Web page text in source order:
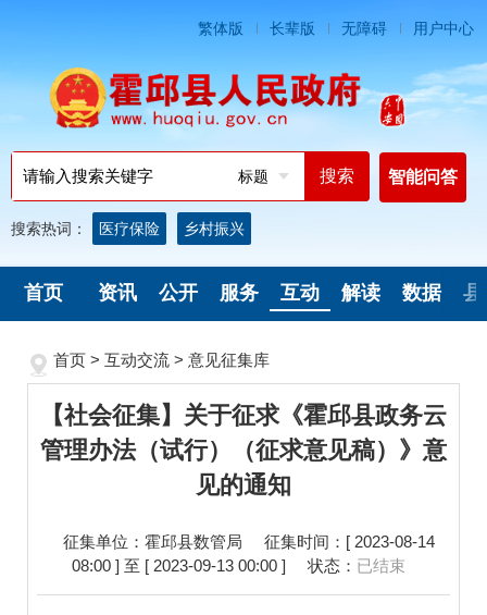
繁体版 长辈版 无障碍 用户中心
标题 智能问答
搜索热词： 医疗保险 乡村振兴
首页 资讯 公开 服务 互动 解读 数据 县
首页 > 互动交流 > 意见征集库
【社会征集】关于征求《霍邱县政务云
管理办法（试行）（征求意见稿）》意
见的通知
征集单位：霍邱县数管局
征集时间：[ 2023-08-14
08:00 ] 至 [ 2023-09-13 00:00 ]
状态： 已结束